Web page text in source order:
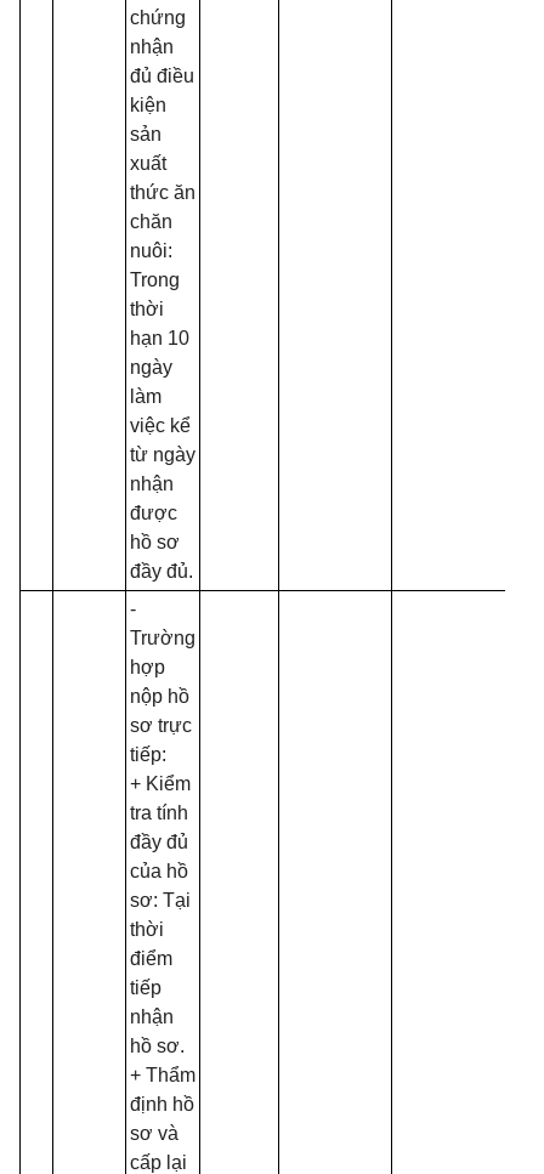
chứng
nhận
đủ điều
kiện
sản
xuất
thức ăn
chăn
nuôi:
Trong
thời
hạn 10
ngày
làm
việc kể
từ ngày
nhận
được
hồ sơ
đầy đủ.
-
Trường
hợp
nộp hồ
sơ trực
tiếp:
+ Kiểm
tra tính
đầy đủ
của hồ
sơ: Tại
thời
điểm
tiếp
nhận
hồ sơ.
+ Thẩm
định hồ
sơ và
cấp lại